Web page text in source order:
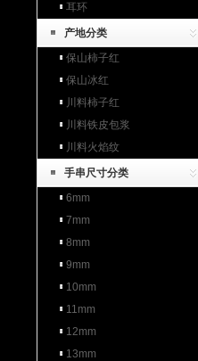
耳环
产地分类
保山柿子红
保山冰红
川料柿子红
川料铁皮包浆
川料火焰纹
手串尺寸分类
6mm
7mm
8mm
9mm
10mm
11mm
12mm
13mm